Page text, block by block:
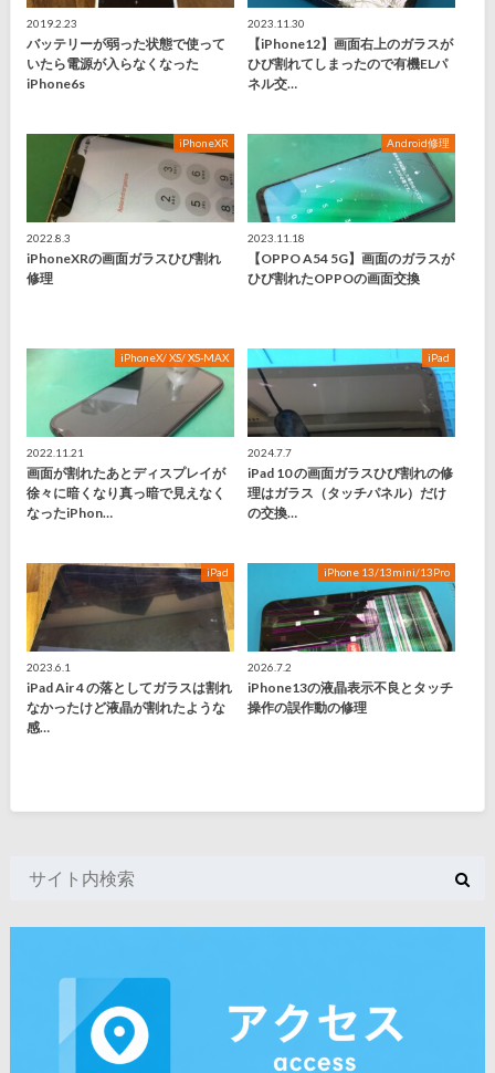
2019.2.23
バッテリーが弱った状態で使って
いたら電源が入らなくなった
iPhone6s
2023.11.30
【iPhone12】画面右上のガラスが
ひび割れてしまったので有機ELパ
ネル交…
iPhoneXR
2022.8.3
iPhoneXRの画面ガラスひび割れ
修理
Android修理
2023.11.18
【OPPO A54 5G】画面のガラスが
ひび割れたOPPOの画面交換
iPhoneX/ XS/ XS-MAX
2022.11.21
画面が割れたあとディスプレイが
徐々に暗くなり真っ暗で見えなく
なったiPhon…
iPad
2024.7.7
iPad 10 の画面ガラスひび割れの修
理はガラス（タッチパネル）だけ
の交換…
iPad
2023.6.1
iPad Air 4 の落としてガラスは割れ
なかったけど液晶が割れたような
感…
iPhone 13/13mini/13Pro
2026.7.2
iPhone13の液晶表示不良とタッチ
操作の誤作動の修理